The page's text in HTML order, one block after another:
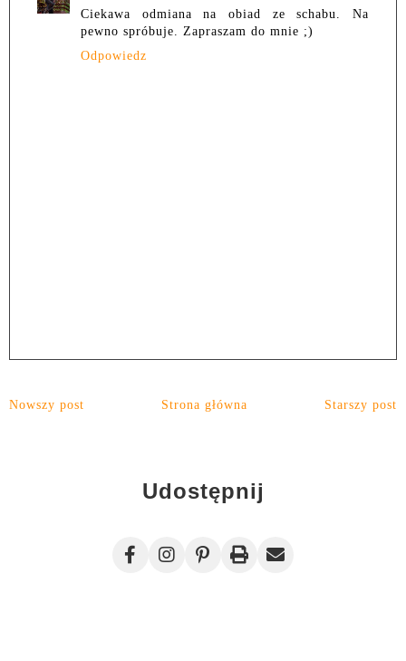
Ciekawa odmiana na obiad ze schabu. Na
pewno spróbuje. Zapraszam do mnie ;)
Odpowiedz
Nowszy post Starszy post
Strona główna
Udostępnij